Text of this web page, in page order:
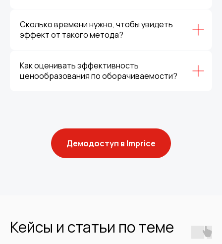
Сколько времени нужно, чтобы увидеть
эффект от такого метода?
Как оценивать эффективность
ценообразования по оборачиваемости?
Демодоступ в Imprice
Кейсы и статьи по теме